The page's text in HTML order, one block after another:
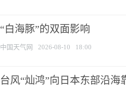
​“白海豚”的双面影响
中国天气网 2026-08-10 18:00
台风“灿鸿”向日本东部沿海